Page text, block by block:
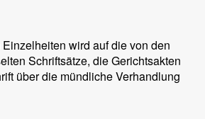
wird auf die von den
Schriftsätze, die Gerichtsakten
über die mündliche Verhandlung